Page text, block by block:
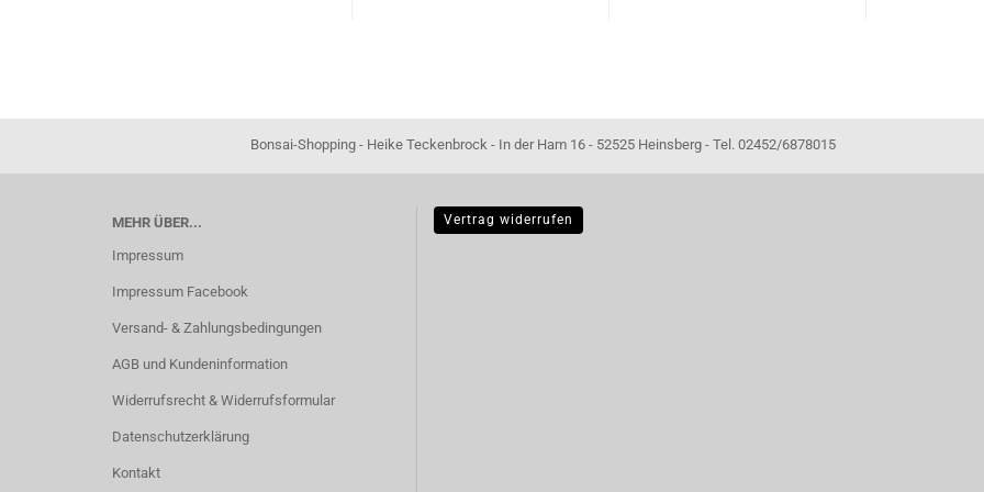
Bonsai-Shopping - Heike Teckenbrock - In der Ham 16 - 52525 Heinsberg - Tel. 02452/6878015
MEHR ÜBER...
Impressum
Impressum Facebook
Versand- & Zahlungsbedingungen
AGB und Kundeninformation
Widerrufsrecht & Widerrufsformular
Datenschutzerklärung
Kontakt
Vertrag widerrufen